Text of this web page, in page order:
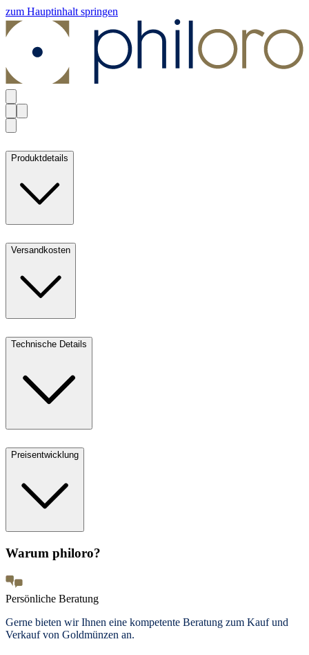
zum Hauptinhalt springen
Produktdetails
Versandkosten
Technische Details
Preisentwicklung
Warum philoro?
Persönliche Beratung
Gerne bieten wir Ihnen eine kompetente Beratung zum Kauf und
Verkauf von Goldmünzen an.